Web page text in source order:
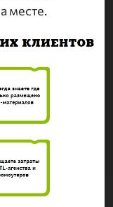
месте.